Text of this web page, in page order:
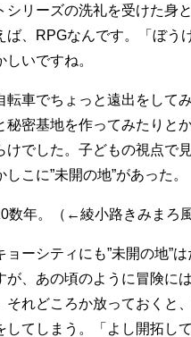
シリーズの洗礼を受けた身と
ば、RPGなんです。「ぼう
しいですね。
転車でちょっと遠出をして
秘密基地を作ってみたりと
けでした。子どもの視点で
こに”未開の地”があった。
数年。（←綾小路きみまろ風
ョーシティにも”未開の地”
が、あの頃のように冒険に
それどころか放っておくと
してしまう。「よし開拓して